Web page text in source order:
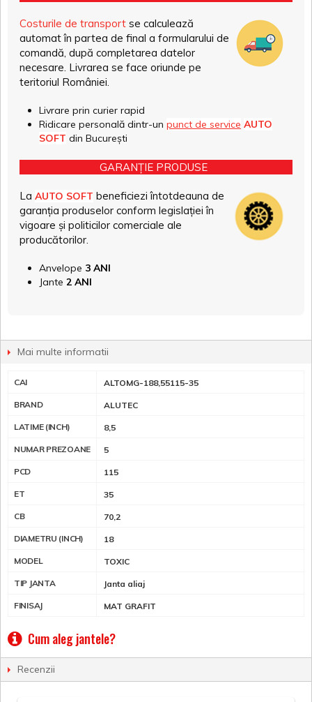
Costurile de transport se calculează
automat în partea de final a formularului de
comandă, după completarea datelor
necesare. Livrarea se face oriunde pe
teritoriul României.
Livrare prin curier rapid
Ridicare personală dintr-un punct de service AUTO
SOFT din București
GARANȚIE PRODUSE
La AUTO SOFT beneficiezi întotdeauna de
garanția produselor conform legislației în
vigoare și politicilor comerciale ale
producătorilor.
Anvelope 3 ANI
Jante 2 ANI
Mai multe informatii
CAI ALTOMG-188,55115-35
BRAND ALUTEC
LATIME (INCH) 8,5
NUMAR PREZOANE 5
PCD 115
ET 35
CB 70,2
DIAMETRU (INCH) 18
MODEL TOXIC
TIP JANTA Janta aliaj
FINISAJ MAT GRAFIT
Cum aleg jantele?
Recenzii